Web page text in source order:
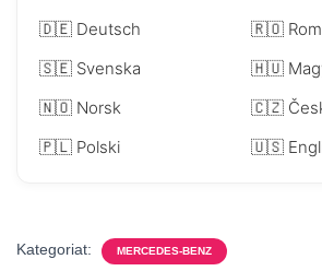
🇩🇪 Deutsch
🇷🇴
🇸🇪 Svenska
🇭🇺
🇳🇴 Norsk
🇨🇿
🇵🇱 Polski
🇺🇸
Kategoriat: MERCEDES-BENZ